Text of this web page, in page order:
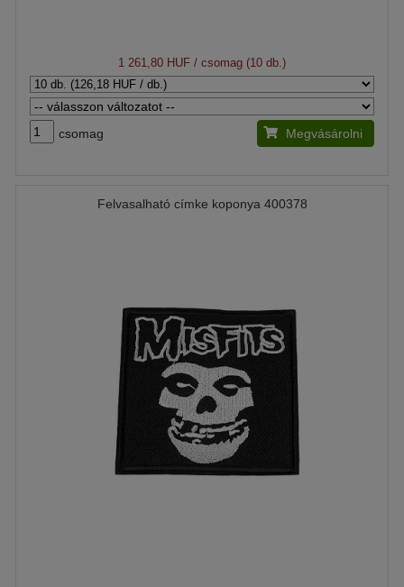
1 261,80 HUF / csomag (10 db.)
csomag Megvásárolni
Felvasalható címke koponya 400378